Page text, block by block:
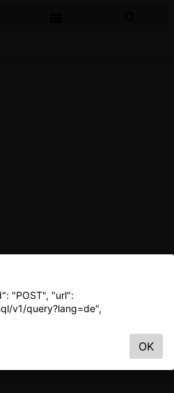
"POST", "url":
v1/query?lang=de",
OK